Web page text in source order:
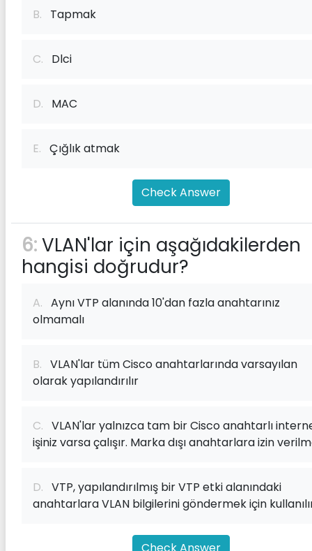
B. Tapmak
C. Dlci
D. MAC
E. Çığlık atmak
Check Answer
6:VLAN'lar için aşağıdakilerden
hangisi doğrudur?
A. Aynı VTP alanında 10'dan fazla anahtarınız
olmamalı
B. VLAN'lar tüm Cisco anahtarlarında varsayılan
olarak yapılandırılır
C. VLAN'lar yalnızca tam bir Cisco anahtarlı
işiniz varsa çalışır. Marka dışı anahtarlara izin
D. VTP, yapılandırılmış bir VTP etki alanındaki
anahtarlara VLAN bilgilerini göndermek için